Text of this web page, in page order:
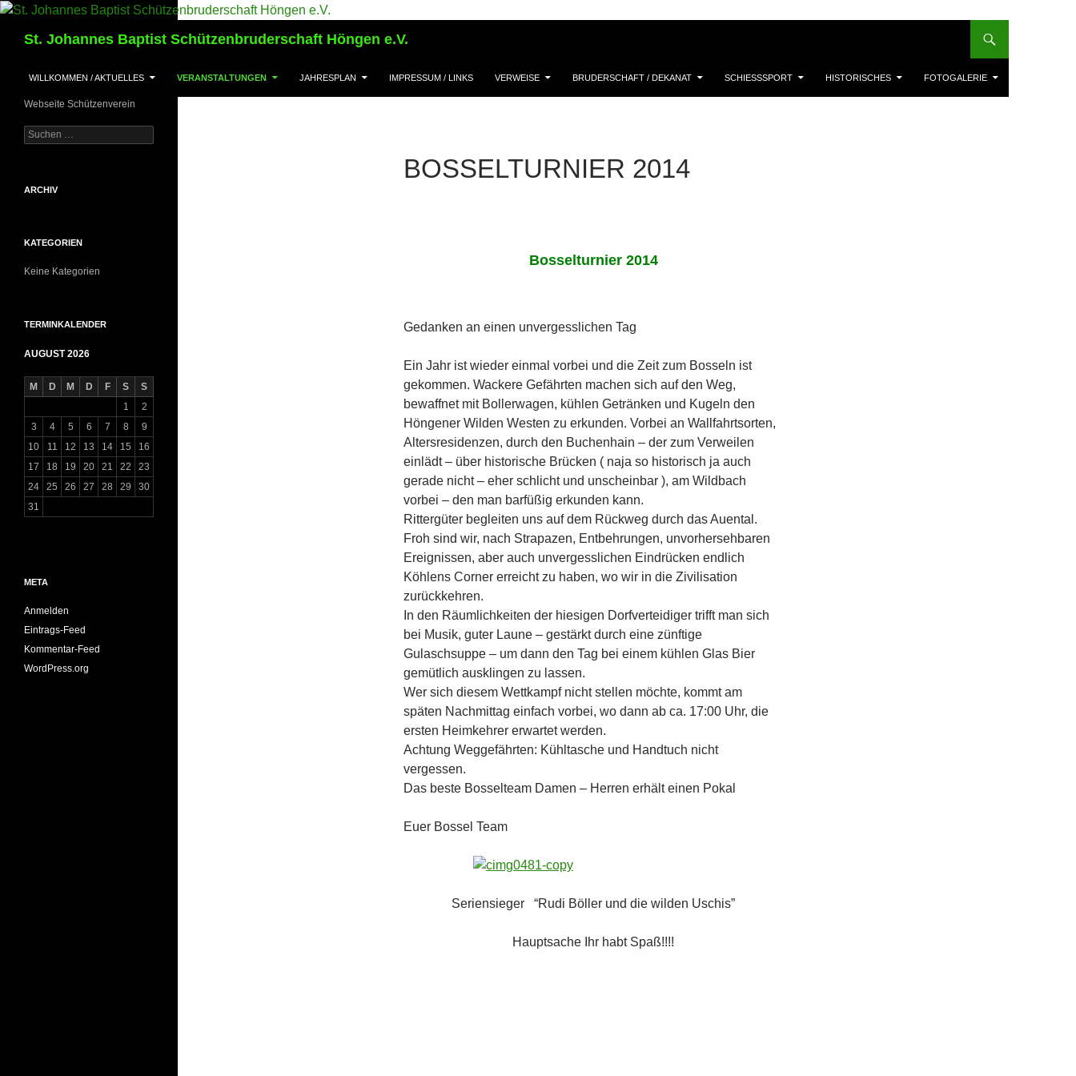
St. Johannes Baptist Schützenbruderschaft Höngen e.V.
WILLKOMMEN / AKTUELLES
VERANSTALTUNGEN JAHRESPLAN IMPRESSUM / LINKS VERWEISE BRUDERSCHAFT / DEKANAT SCHIESSSPORT HISTORISCHES FOTOGALERIE
BOSSELTURNIER 2014
Bosselturnier 2014
Gedanken an einen unvergesslichen Tag
Ein Jahr ist wieder einmal vorbei und die Zeit zum Bosseln ist
gekommen. Wackere Gefährten machen sich auf den Weg,
bewaffnet mit Bollerwagen, kühlen Getränken und Kugeln den
Höngener Wilden Westen zu erkunden. Vorbei an Wallfahrtsorten,
Altersresidenzen, durch den Buchenhain – der zum Verweilen
einlädt – über historische Brücken ( naja so historisch ja auch
gerade nicht – eher schlicht und unscheinbar ), am Wildbach
vorbei – den man barfüßig erkunden kann.
Rittergüter begleiten uns auf dem Rückweg durch das Auental.
Froh sind wir, nach Strapazen, Entbehrungen, unvorhersehbaren
Ereignissen, aber auch unvergesslichen Eindrücken endlich
Köhlens Corner erreicht zu haben, wo wir in die Zivilisation
zurückkehren.
In den Räumlichkeiten der hiesigen Dorfverteidiger trifft man sich
bei Musik, guter Laune – gestärkt durch eine zünftige
Gulaschsuppe – um dann den Tag bei einem kühlen Glas Bier
gemütlich ausklingen zu lassen.
Wer sich diesem Wettkampf nicht stellen möchte, kommt am
späten Nachmittag einfach vorbei, wo dann ab ca. 17:00 Uhr, die
ersten Heimkehrer erwartet werden.
Achtung Weggefährten: Kühltasche und Handtuch nicht
vergessen.
Das beste Bosselteam Damen – Herren erhält einen Pokal
Euer Bossel Team
Seriensieger “Rudi Böller und die wilden Uschis”
Hauptsache Ihr habt Spaß!!!!
Webseite Schützenverein
Suchen
nach:
ARCHIV
KATEGORIEN
Keine Kategorien
TERMINKALENDER
AUGUST 2026
M D M D F S
S
1
2
3
4 5 6 7 8
9
10
11 12 13 14 15
16
17
18 19 20 21 22
23
24
25 26 27 28 29
30
31
META
Anmelden
Eintrags-Feed
Kommentar-Feed
WordPress.org